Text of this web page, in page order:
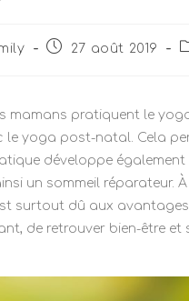
27 août 2019
mamans pratiquent le
le yoga post-natal. Cela
développe
un sommeil réparateur.
surtout dû aux
de retrouver bien-être et